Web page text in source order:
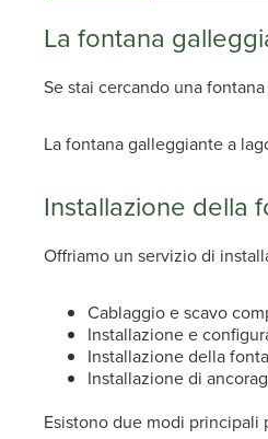
La fontana
Se stai cercando una
La fontana galleggiante a
Installazione della
Offriamo un servizio di
Cablaggio e scavo
Installazione e
Installazione della
Installazione di
Esistono due modi